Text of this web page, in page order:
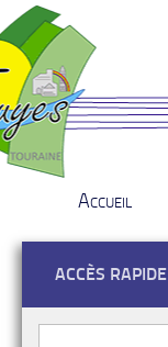
Accueil
ACCÈS RAPIDE